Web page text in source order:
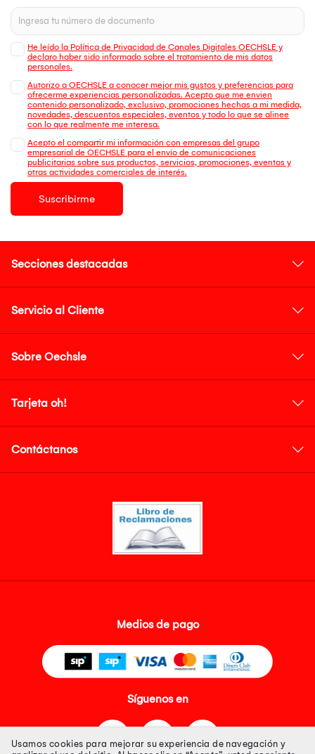
He leído la Política de Privacidad de Canales Digitales OECHSLE y
declaro haber sido informado sobre el tratamiento de mis datos
personales.
Autorizo a OECHSLE a conocer mejor mis gustos y preferencias para
ofrecerme experiencias personalizadas. Acepto que me envien
contenido personalizado, exclusivo, promociones hechas a mi medida,
novedades, descuentos especiales, eventos y todo lo que se alinee
con lo que realmente me interesa.
Acepto el compartir mi información con empresas del grupo
empresarial de OECHSLE para el envío de comunicaciones
publicitarias sobre sus productos, servicios, promociones, eventos y
otras actividades comerciales de interés.
Suscribirme
Secciones destacadas
Servicio al Cliente
Sobre Oechsle
Tarjeta oh!
Contáctanos
Medios de pago
Síguenos en
Usamos cookies para mejorar su experiencia de navegación y